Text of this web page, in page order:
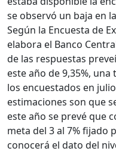
se observó un baja en
Según la Encuesta de
elabora el Banco
de las respuestas
este año de 9,35%,
los encuestados en
estimaciones son que
este año se prevé que
meta del 3 al 7% fijado
conocerá el dato del